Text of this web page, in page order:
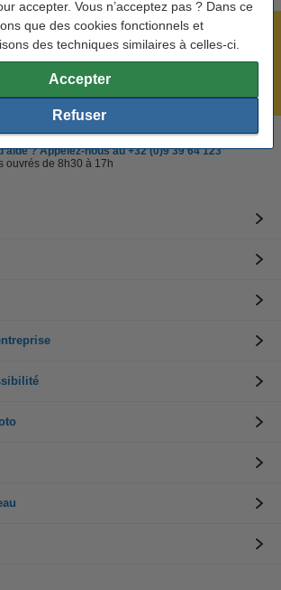
accepter. Vous n’acceptez pas ? Dans ce
que des cookies fonctionnels et
des techniques similaires à celles-ci.
Accepter
Refuser
de clients !
22h00, livré demain !
? Appelez-nous au +32 (0)9 39 64 123
ouvrés de 8h30 à 17h